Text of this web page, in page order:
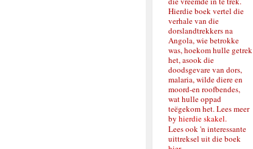
Hierdie boek vertel die
verhale van die
dorslandtrekkers na
Angola, wie betrokke
was, hoekom hulle getrek
het, asook die
doodsgevare van dors,
malaria, wilde diere en
moord-en roofbendes,
wat hulle oppad
teëgekom het. Lees meer
by hierdie skakel.
Lees ook 'n interessante
uittreksel uit die boek